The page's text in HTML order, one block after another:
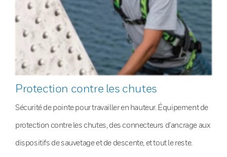
Protection contre les chutes
Sécurité de pointe pour travailler en hauteur. Équipement de
protection contre les chutes, des connecteurs d’ancrage aux
dispositifs de sauvetage et de descente, et tout le reste.